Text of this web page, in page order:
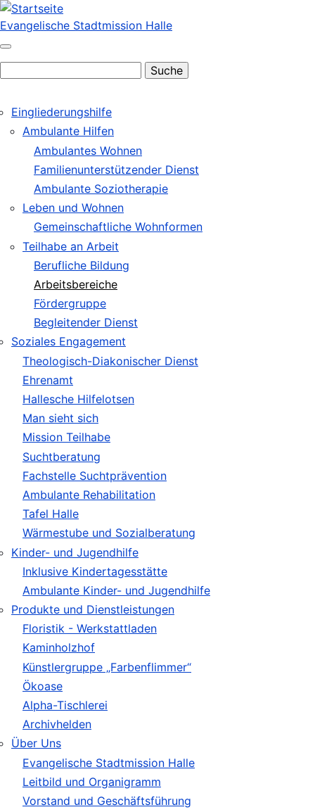
Direkt
zum
Inhalt
Evangelische Stadtmission Halle
Hauptnavigation
Eingliederungshilfe
Ambulante Hilfen
Ambulantes Wohnen
Familienunterstützender Dienst
Ambulante Soziotherapie
Leben und Wohnen
Gemeinschaftliche Wohnformen
Teilhabe an Arbeit
Berufliche Bildung
Arbeitsbereiche
Fördergruppe
Begleitender Dienst
Soziales Engagement
Theologisch-Diakonischer Dienst
Ehrenamt
Hallesche Hilfelotsen
Man sieht sich
Mission Teilhabe
Suchtberatung
Fachstelle Suchtprävention
Ambulante Rehabilitation
Tafel Halle
Wärmestube und Sozialberatung
Kinder- und Jugendhilfe
Inklusive Kindertagesstätte
Ambulante Kinder- und Jugendhilfe
Produkte und Dienstleistungen
Floristik - Werkstattladen
Kaminholzhof
Künstlergruppe „Farbenflimmer“
Ökoase
Alpha-Tischlerei
Archivhelden
Über Uns
Evangelische Stadtmission Halle
Leitbild und Organigramm
Vorstand und Geschäftsführung